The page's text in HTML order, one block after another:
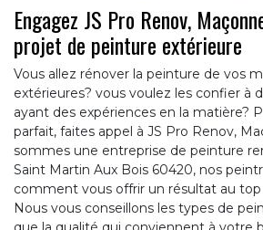
Engagez JS Pro Renov,
projet de peinture extérieure
Vous allez rénover la peinture de vos
extérieures? vous voulez les confier à
ayant des expériences en la matière?
parfait, faites appel à JS Pro Renov,
sommes une entreprise de peinture
Saint Martin Aux Bois 60420, nos
comment vous offrir un résultat au
Nous vous conseillons les types de